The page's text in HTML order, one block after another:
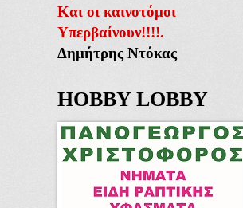
Και οι καινοτόμοι
Υπερβαίνουν!!!!.
Δημήτρης Ντόκας
HOBBY LOBBY